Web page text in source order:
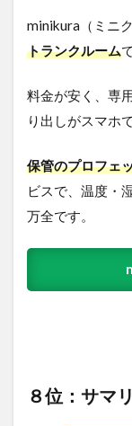
minikura（ミニ
トランクルーム
料金が安く、専
り出しがスマホ
保管のプロフェ
ビスで、温度・
万全です。
８位：サマ